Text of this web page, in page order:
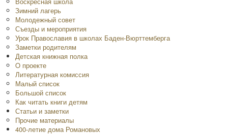
Зимний лагерь
Молодежный совет
Съезды и мероприятия
Урок Православия в школах Баден-Вюрттемберга
Заметки родителям
Детская книжная полка
O проекте
Литературная комиссия
Малый список
Большой список
Как читать книги детям
Статьи и заметки
Прочие материалы
400-летие дома Романовых